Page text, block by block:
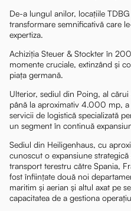
De-a lungul anilor, locațiile
transformare semnificativă care
expertiza.
Achiziția Steuer & Stockter în
momente cruciale, extinzând și
piața germană.
Ulterior, sediul din Poing, al
până la aproximativ 4.000 mp, a
servicii de logistică specializată
un segment în continuă
Sediul din Heiligenhaus, cu
cunoscut o expansiune
transport terestru către Spania,
fost înființate două noi
maritim și aerian și altul axat pe
capacitatea de a gestiona